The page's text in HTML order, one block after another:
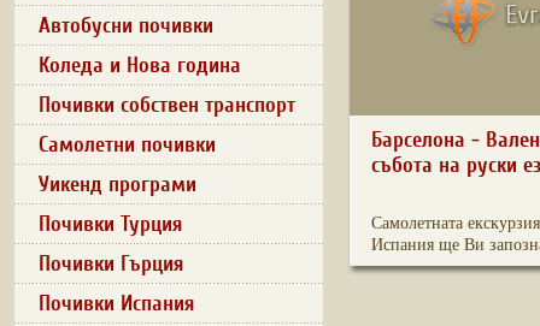
Автобусни почивки
Коледа и Нова година
Почивки собствен транспорт
Самолетни почивки
Уикенд програми
Почивки Турция
Почивки Гърция
Почивки Испания
Барселона -
събота на руски
Самолетната
Испания ще Ви